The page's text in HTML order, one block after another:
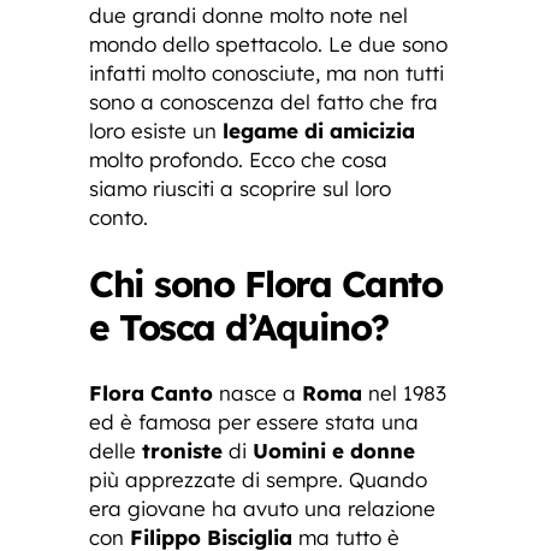
due grandi donne molto note nel
mondo dello spettacolo. Le due sono
infatti molto conosciute, ma non tutti
sono a conoscenza del fatto che fra
loro esiste un legame di amicizia
molto profondo. Ecco che cosa
siamo riusciti a scoprire sul loro
conto.
Chi sono Flora Canto
e Tosca d’Aquino?
Flora Canto nasce a Roma nel 1983
ed è famosa per essere stata una
delle troniste di Uomini e donne
più apprezzate di sempre. Quando
era giovane ha avuto una relazione
con Filippo Bisciglia ma tutto è